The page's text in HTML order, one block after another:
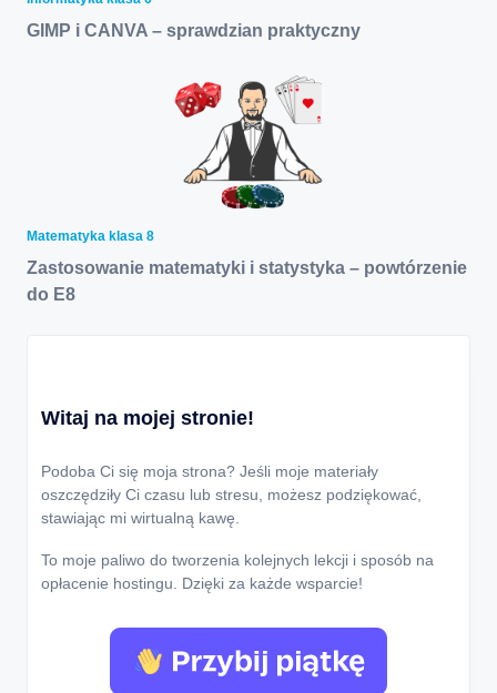
GIMP i CANVA – sprawdzian praktyczny
Matematyka klasa 8
Zastosowanie matematyki i statystyka – powtórzenie
do E8
Witaj na mojej stronie!
Podoba Ci się moja strona? Jeśli moje materiały
oszczędziły Ci czasu lub stresu, możesz podziękować,
stawiając mi wirtualną kawę.
To moje paliwo do tworzenia kolejnych lekcji i sposób na
opłacenie hostingu. Dzięki za każde wsparcie!